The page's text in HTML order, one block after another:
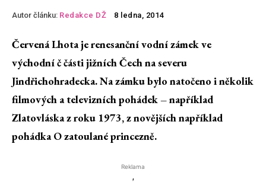
Autor článku: Redakce DŽ 8 ledna, 2014
Červená Lhota je renesanční vodní zámek ve
východní č části jižních Čech na severu
Jindřichohradecka. Na zámku bylo natočeno i několik
filmových a televizních pohádek – například
Zlatovláska z roku 1973, z novějších například
pohádka O zatoulané princezně.
Reklama
'